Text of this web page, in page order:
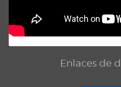
Enlaces de